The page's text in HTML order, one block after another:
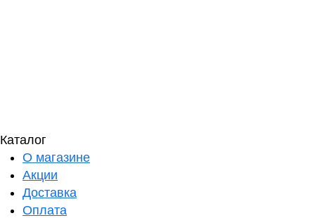
Каталог
О магазине
Акции
Доставка
Оплата